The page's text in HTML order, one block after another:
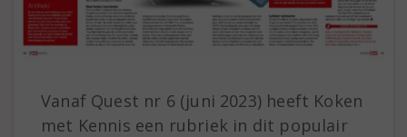
Vanaf Quest nr 6 (juni 2023) heeft Koken
met Kennis een rubriek in dit populair